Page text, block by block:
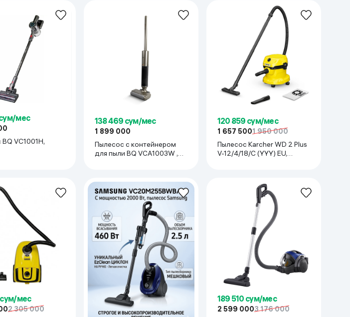
мес
VC1001H,
138 469 сум/мес
1 899 000
Пылесос с контейнером
для пыли BQ VCA1003W ,
120 859 сум/мес
1 657 5001 950 000
Пылесос Karcher WD 2 Plus
V-12/4/18/C (YYY) EU,
сум/мес
2 305 000
189 510 сум/мес
2 599 0003 176 000